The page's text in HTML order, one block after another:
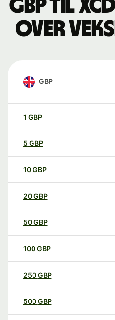
GBP til
over
GBP
1 GBP
5 GBP
10GBP
20GBP
50GBP
100GBP
250GBP
500GBP